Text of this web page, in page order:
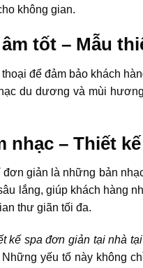
không gian.
tốt – Mẫu
để đảm bảo khách
du dương và mùi
nhạc – Thiết
giản là những bản
lắng, giúp khách hàng
thư giãn tối đa.
kế spa đơn giản tại nhà
yếu tố này không